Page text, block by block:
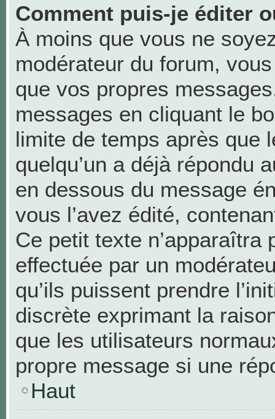
Comment puis-je éditer
À moins que vous ne
modérateur du forum,
que vos propres
messages en cliquant le
limite de temps après que
quelqu’un a déjà répondu
en dessous du message
vous l’avez édité,
Ce petit texte n’apparaîtra
effectuée par un
qu’ils puissent prendre
discrète exprimant la
que les utilisateurs
propre message si une
Haut